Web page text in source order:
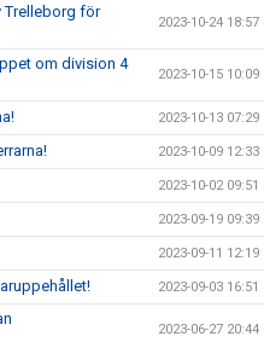
Trelleborg för
2023-10-24 18:57
om division 4
2023-10-15 10:09
2023-10-13 07:29
2023-10-09 12:33
2023-10-02 09:51
2023-09-19 09:39
2023-09-11 12:19
2023-09-03 16:51
2023-06-27 20:44